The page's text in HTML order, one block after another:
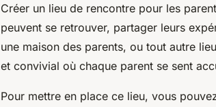
Créer un lieu de rencontre pour les
peuvent se retrouver, partager leurs
une maison des parents, ou tout autre
et convivial où chaque parent se sent
Pour mettre en place ce lieu, vous